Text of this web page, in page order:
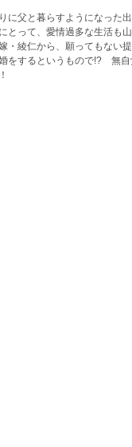
に父と暮らすようになった
とって、愛情過多な生活も
・綾仁から、願ってもな
をするというもので!? 無